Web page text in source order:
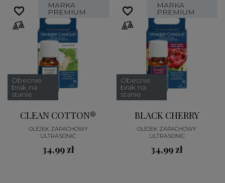
MARKA
PREMIUM
Obecnie
brak na
stanie
CLEAN COTTON®
OLEJEK ZAPACHOWY
ULTRASONIC
34,99 zł
favorite_border
favorite_border MARKA
PREMIUM
Obecnie
brak na
stanie
BLACK CHERRY
OLEJEK ZAPACHOWY
ULTRASONIC
34,99 zł
favorite_border
favorite_border